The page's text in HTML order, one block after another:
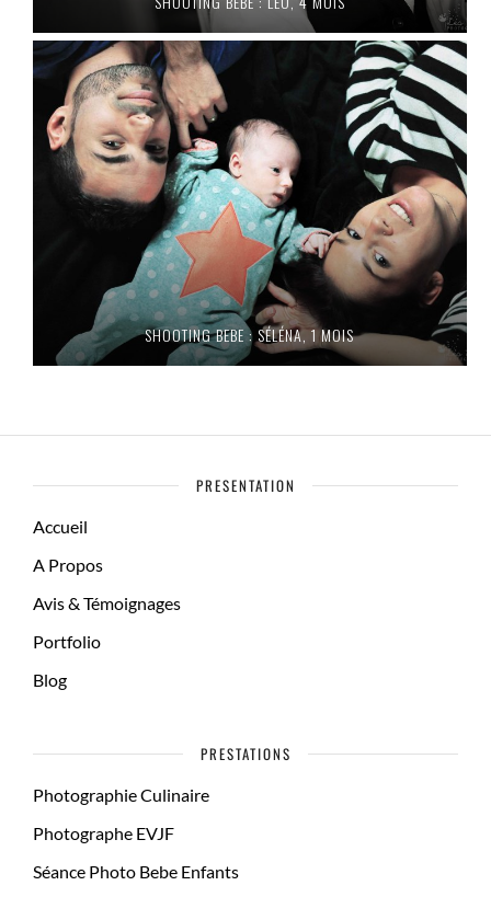
SHOOTING BEBE : SÉLÉNA, 1 MOIS
PRESENTATION
Accueil
A Propos
Avis & Témoignages
Portfolio
Blog
PRESTATIONS
Photographie Culinaire
Photographe EVJF
Séance Photo Bebe Enfants